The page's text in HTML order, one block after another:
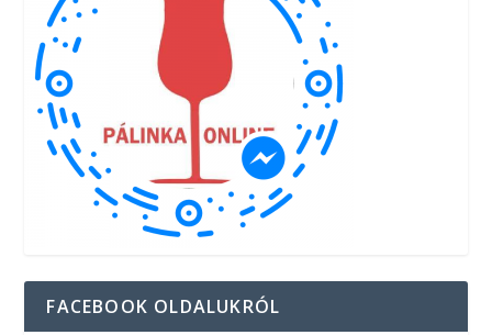
FACEBOOK OLDALUKRÓL